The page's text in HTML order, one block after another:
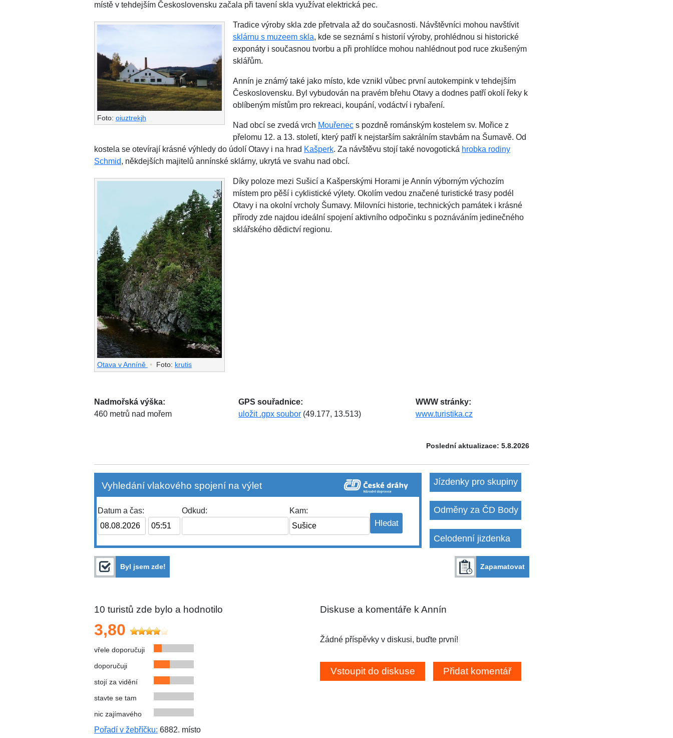
místě v tehdejším Československu začala při tavení skla využívat elektrická pec.
Foto: oiuztrekjh
Tradice výroby skla zde přetrvala až do současnosti. Návštěvníci mohou navštívit
sklárnu s muzeem skla, kde se seznámí s historií výroby, prohlédnou si historické
exponáty i současnou tvorbu a při prohlídce mohou nahlédnout pod ruce zkušeným
sklářům.
Annín je známý také jako místo, kde vznikl vůbec první autokempink v tehdejším
Československu. Byl vybudován na pravém břehu Otavy a dodnes patří okolí řeky k
oblíbeným místům pro rekreaci, koupání, vodáctví i rybaření.
Nad obcí se zvedá vrch Mouřenecs pozdně románským kostelem sv. Mořice z
přelomu 12. a 13. století, který patří k nejstarším sakrálním stavbám na Šumavě. Od
kostela se otevírají krásné výhledy do údolí Otavy i na hrad Kašperk. Za návštěvu stojí také novogotická hrobka rodiny
Schmid, někdejších majitelů annínské sklárny, ukrytá ve svahu nad obcí.
Otava v Anníně • Foto: krutis
Díky poloze mezi Sušicí a Kašperskými Horami je Annín výborným výchozím
místem pro pěší i cyklistické výlety. Okolím vedou značené turistické trasy podél
Otavy i na okolní vrcholy Šumavy. Milovníci historie, technických památek i krásné
přírody zde najdou ideální spojení aktivního odpočinku s poznáváním jedinečného
sklářského dědictví regionu.
Nadmořská výška:
460 metrů nad mořem
GPS souřadnice:
uložit .gpx soubor (49.177, 13.513)
WWW stránky:
www.turistika.cz
Poslední aktualizace: 5.8.2026
Vyhledání vlakového spojení na výlet
Datum a čas: Odkud: Kam:
Jízdenky pro skupiny
Odměny za ČD Body
Celodenní jizdenka
Byl jsem zde! Zapamatovat
10 turistů zde bylo a hodnotilo
3,80
vřele doporučuji
doporučuji
stojí za vidění
stavte se tam
nic zajímavého
Pořadí v žebříčku: 6882. místo
Diskuse a komentáře k Annín
Žádné příspěvky v diskusi, buďte první!